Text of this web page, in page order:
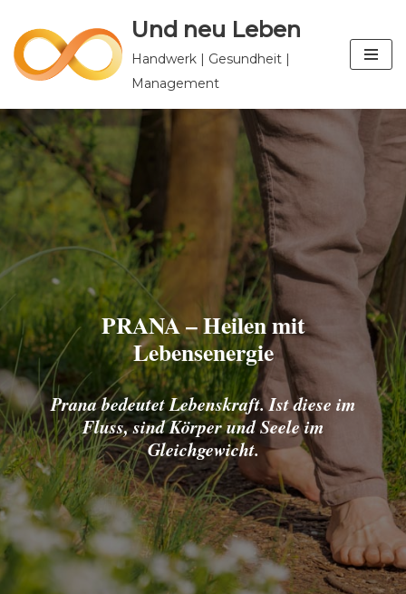
Zum
Inhalt
Und neu Leben
Handwerk | Gesundheit |
Management
PRANA – Heilen mit
Lebensenergie
Prana bedeutet Lebenskraft. Ist diese im
Fluss,sind Körper und Seele im
Gleichgewicht.